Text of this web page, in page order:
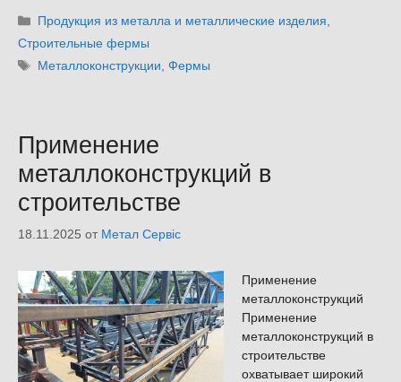
Рубрики
Продукция из металла и металлические изделия
Строительные фермы
Метки
Металлоконструкции ,Фермы
Применение
металлоконструкций в
строительстве
18.11.2025 от Метал Сервіс
Применение
металлоконструкций
Применение
металлоконструкций в
строительстве
охватывает широкий